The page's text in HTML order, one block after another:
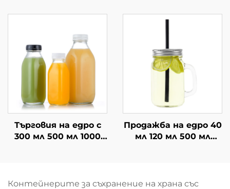
стъклени бутилки
за пиене
Търговия на едро с
300 мл 500 мл 1000
Продажба на едро 40
мл 120 мл 500 мл
Контейнерите за съхранение на храна със